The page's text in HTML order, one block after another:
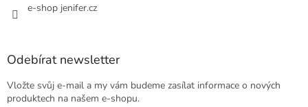
e-shop jenifer.cz
Odebírat newsletter
Vložte svůj e-mail a my vám budeme zasílat informace o nových
produktech na našem e-shopu.